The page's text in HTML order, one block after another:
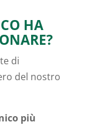
HA
di
del nostro
più